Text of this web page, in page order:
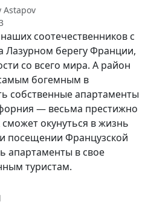
Astapov
соотечественников с
берегу Франции,
со всего мира. А район
богемным в
собственные апартаменты
— весьма престижно
окунуться в жизнь
посещении Французской
апартаменты в свое
туристам.